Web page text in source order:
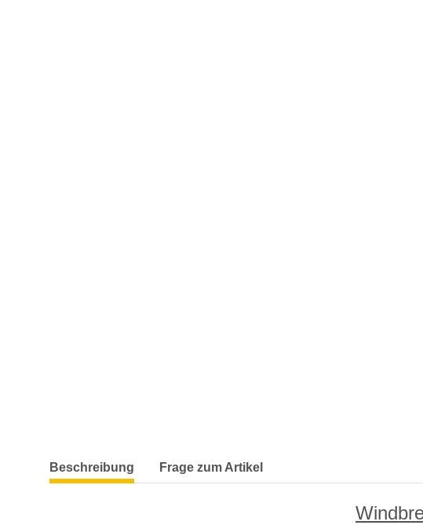
weitere Registerkarten anzeigen
Beschreibung Frage zum Artikel